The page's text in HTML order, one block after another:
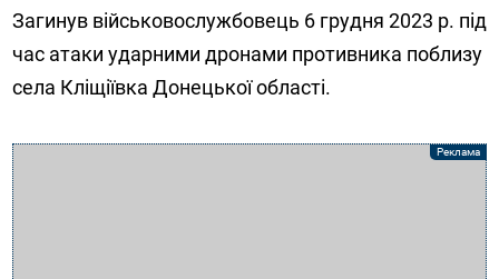
Загинув військовослужбовець 6 грудня 2023 р. під
час атаки ударними дронами противника поблизу
села Кліщіївка Донецької області.